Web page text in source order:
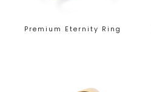
Premium Eternity Ring